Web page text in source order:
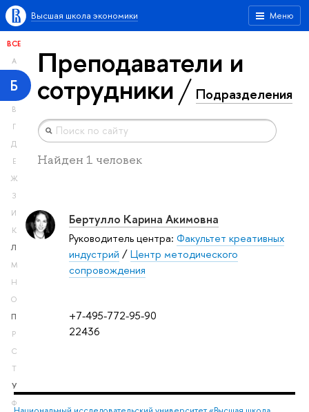
Меню
Высшая школа экономики
ВСЕ
А
Б
В
Г
Д
Е
Ж
З
И
К
Л
М
Н
О
П
Р
С
Т
У
Ф
Преподаватели и
сотрудники Подразделения
Найден 1 человек
+7-495-772-95-90
22436
Бертулло Карина Акимовна
Руководитель центра: Факультет креативных
индустрий /Центр методического
сопровождения